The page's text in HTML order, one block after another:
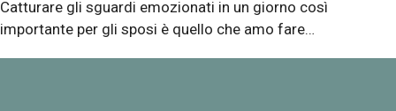
Catturare gli sguardi emozionati in un giorno così
importante per gli sposi è quello che amo fare…